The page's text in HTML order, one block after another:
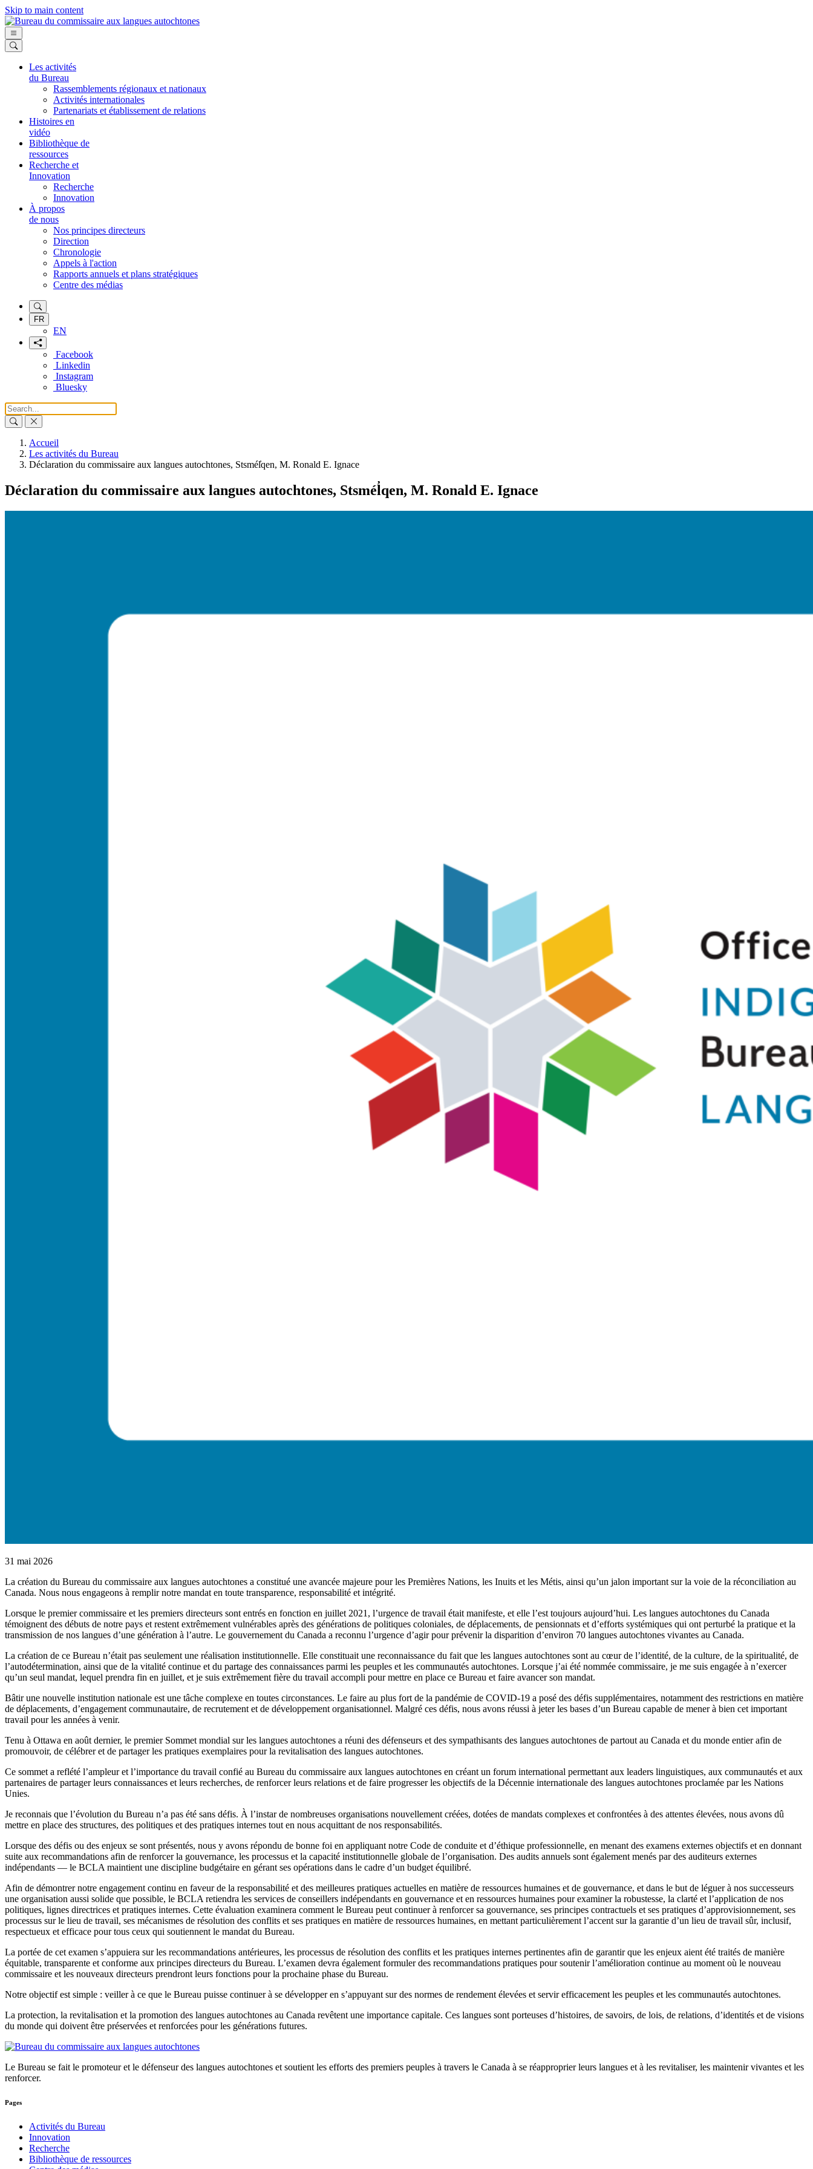
Skip to main content
Les activités
du Bureau
Rassemblements régionaux et nationaux
Activités internationales
Partenariats et établissement de relations
Histoires en
vidéo
Bibliothèque de
ressources
Recherche et
Innovation
Recherche
Innovation
À propos
de nous
Nos principes directeurs
Direction
Chronologie
Appels à l'action
Rapports annuels et plans stratégiques
Centre des médias
FR
EN
Facebook
Linkedin
Instagram
Bluesky
Accueil
Les activités du Bureau
Déclaration du commissaire aux langues autochtones, Stsmél̓qen, M. Ronald E. Ignace
Déclaration du commissaire aux langues autochtones, Stsmél̓qen, M. Ronald E. Ignace
31 mai 2026
La création du Bureau du commissaire aux langues autochtones a constitué une avancée majeure pour les Premières Nations, les Inuits et les Métis, ainsi qu’un jalon important sur la voie de la réconciliation au
Canada. Nous nous engageons à remplir notre mandat en toute transparence, responsabilité et intégrité.
Lorsque le premier commissaire et les premiers directeurs sont entrés en fonction en juillet 2021, l’urgence de travail était manifeste, et elle l’est toujours aujourd’hui. Les langues autochtones du Canada
témoignent des débuts de notre pays et restent extrêmement vulnérables après des générations de politiques coloniales, de déplacements, de pensionnats et d’efforts systémiques qui ont perturbé la pratique et la
transmission de nos langues d’une génération à l’autre. Le gouvernement du Canada a reconnu l’urgence d’agir pour prévenir la disparition d’environ 70 langues autochtones vivantes au Canada.
La création de ce Bureau n’était pas seulement une réalisation institutionnelle. Elle constituait une reconnaissance du fait que les langues autochtones sont au cœur de l’identité, de la culture, de la spiritualité, de
l’autodétermination, ainsi que de la vitalité continue et du partage des connaissances parmi les peuples et les communautés autochtones. Lorsque j’ai été nommée commissaire, je me suis engagée à n’exercer
qu’un seul mandat, lequel prendra fin en juillet, et je suis extrêmement fière du travail accompli pour mettre en place ce Bureau et faire avancer son mandat.
Bâtir une nouvelle institution nationale est une tâche complexe en toutes circonstances. Le faire au plus fort de la pandémie de COVID-19 a posé des défis supplémentaires, notamment des restrictions en matière
de déplacements, d’engagement communautaire, de recrutement et de développement organisationnel. Malgré ces défis, nous avons réussi à jeter les bases d’un Bureau capable de mener à bien cet important
travail pour les années à venir.
Tenu à Ottawa en août dernier, le premier Sommet mondial sur les langues autochtones a réuni des défenseurs et des sympathisants des langues autochtones de partout au Canada et du monde entier afin de
promouvoir, de célébrer et de partager les pratiques exemplaires pour la revitalisation des langues autochtones.
Ce sommet a reflété l’ampleur et l’importance du travail confié au Bureau du commissaire aux langues autochtones en créant un forum international permettant aux leaders linguistiques, aux communautés et aux
partenaires de partager leurs connaissances et leurs recherches, de renforcer leurs relations et de faire progresser les objectifs de la Décennie internationale des langues autochtones proclamée par les Nations
Unies.
Je reconnais que l’évolution du Bureau n’a pas été sans défis. À l’instar de nombreuses organisations nouvellement créées, dotées de mandats complexes et confrontées à des attentes élevées, nous avons dû
mettre en place des structures, des politiques et des pratiques internes tout en nous acquittant de nos responsabilités.
Lorsque des défis ou des enjeux se sont présentés, nous y avons répondu de bonne foi en appliquant notre Code de conduite et d’éthique professionnelle, en menant des examens externes objectifs et en donnant
suite aux recommandations afin de renforcer la gouvernance, les processus et la capacité institutionnelle globale de l’organisation. Des audits annuels sont également menés par des auditeurs externes
indépendants — le BCLA maintient une discipline budgétaire en gérant ses opérations dans le cadre d’un budget équilibré.
Afin de démontrer notre engagement continu en faveur de la responsabilité et des meilleures pratiques actuelles en matière de ressources humaines et de gouvernance, et dans le but de léguer à nos successeurs
une organisation aussi solide que possible, le BCLA retiendra les services de conseillers indépendants en gouvernance et en ressources humaines pour examiner la robustesse, la clarté et l’application de nos
politiques, lignes directrices et pratiques internes. Cette évaluation examinera comment le Bureau peut continuer à renforcer sa gouvernance, ses principes contractuels et ses pratiques d’approvisionnement, ses
processus sur le lieu de travail, ses mécanismes de résolution des conflits et ses pratiques en matière de ressources humaines, en mettant particulièrement l’accent sur la garantie d’un lieu de travail sûr, inclusif,
respectueux et efficace pour tous ceux qui soutiennent le mandat du Bureau.
La portée de cet examen s’appuiera sur les recommandations antérieures, les processus de résolution des conflits et les pratiques internes pertinentes afin de garantir que les enjeux aient été traités de manière
équitable, transparente et conforme aux principes directeurs du Bureau. L’examen devra également formuler des recommandations pratiques pour soutenir l’amélioration continue au moment où le nouveau
commissaire et les nouveaux directeurs prendront leurs fonctions pour la prochaine phase du Bureau.
Notre objectif est simple : veiller à ce que le Bureau puisse continuer à se développer en s’appuyant sur des normes de rendement élevées et servir efficacement les peuples et les communautés autochtones.
La protection, la revitalisation et la promotion des langues autochtones au Canada revêtent une importance capitale. Ces langues sont porteuses d’histoires, de savoirs, de lois, de relations, d’identités et de visions
du monde qui doivent être préservées et renforcées pour les générations futures.
Le Bureau se fait le promoteur et le défenseur des langues autochtones et soutient les efforts des premiers peuples à travers le Canada à se réapproprier leurs langues et à les revitaliser, les maintenir vivantes et les
renforcer.
Pages
Activités du Bureau
Innovation
Recherche
Bibliothèque de ressources